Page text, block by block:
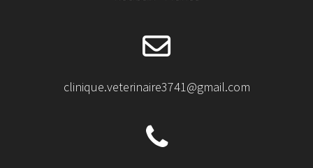
clinique.veterinaire3741@gmail.com